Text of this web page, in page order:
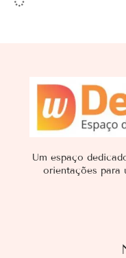
Um espaço
orientações para